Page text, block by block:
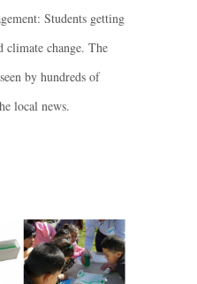
Students getting
climate change. The
by hundreds of
local news.